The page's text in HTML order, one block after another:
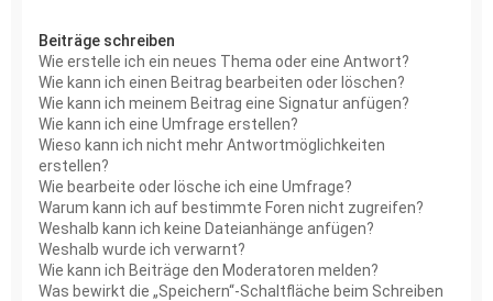
Beiträge schreiben
Wie erstelle ich ein neues Thema oder eine Antwort?
Wie kann ich einen Beitrag bearbeiten oder löschen?
Wie kann ich meinem Beitrag eine Signatur anfügen?
Wie kann ich eine Umfrage erstellen?
Wieso kann ich nicht mehr Antwortmöglichkeiten
erstellen?
Wie bearbeite oder lösche ich eine Umfrage?
Warum kann ich auf bestimmte Foren nicht zugreifen?
Weshalb kann ich keine Dateianhänge anfügen?
Weshalb wurde ich verwarnt?
Wie kann ich Beiträge den Moderatoren melden?
Was bewirkt die „Speichern“-Schaltfläche beim Schreiben